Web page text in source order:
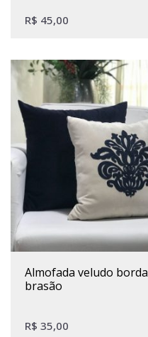
R$ 45,00
almofada veludo bordada
brasão
R$ 35,00